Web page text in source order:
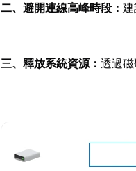
二、避開連線高峰時段：
三、釋放系統資源：透過